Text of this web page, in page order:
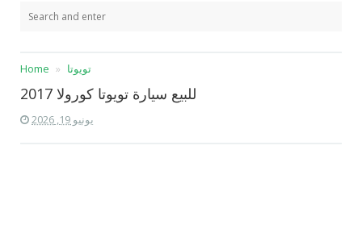
Home تويوتا
للبيع سيارة تويوتا كورولا 2017
يونيو 19, 2026